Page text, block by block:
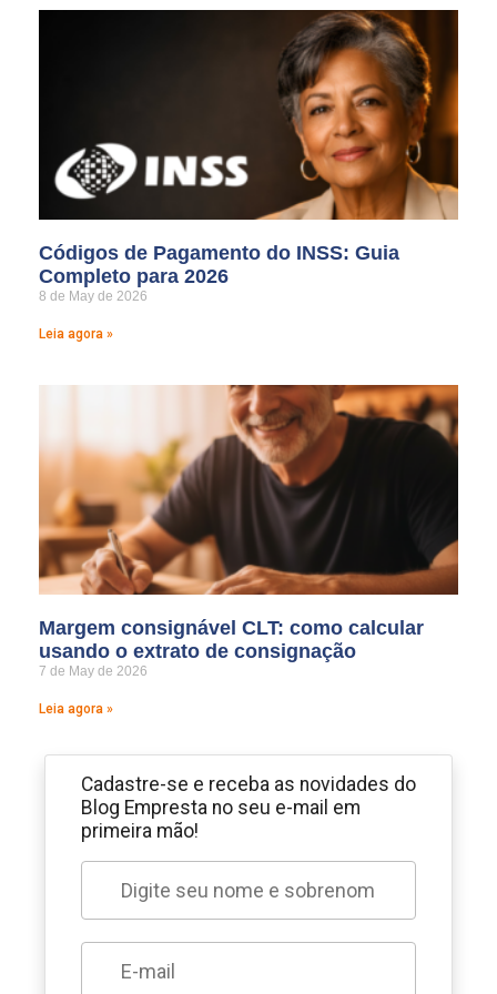
Códigos de Pagamento do INSS: Guia
Completo para 2026
8 de May de 2026
Leia agora »
Margem consignável CLT: como calcular
usando o extrato de consignação
7 de May de 2026
Leia agora »
Cadastre-se e receba as novidades do
Blog Empresta no seu e-mail em
primeira mão!